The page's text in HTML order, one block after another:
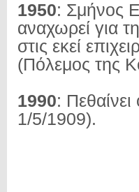
1950: Σμήνος
αναχωρεί για
στις εκεί
(Πόλεμος της
1990:
1/5/1909).